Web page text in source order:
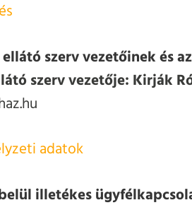
szerv vezetőinek és
szerv vezetője: Kirják
adatok
illetékes